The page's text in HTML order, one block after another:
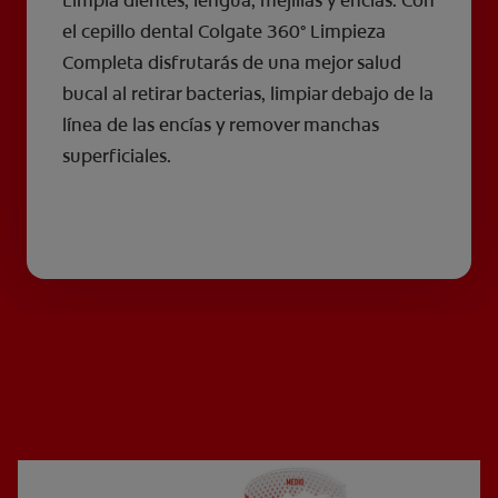
el cepillo dental Colgate 360° Limpieza
Completa disfrutarás de una mejor salud
bucal al retirar bacterias, limpiar debajo de la
línea de las encías y remover manchas
superficiales.